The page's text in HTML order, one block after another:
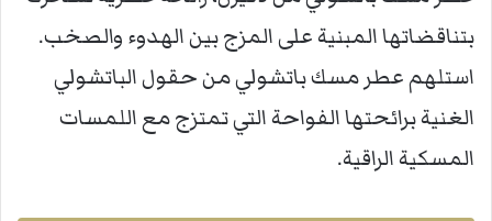
بتناقضاتها المبنية على المزج بين الهدوء والصخب.
استلهم عطر مسك باتشولي من حقول الباتشولي
الغنية برائحتها الفواحة التي تمتزج مع اللمسات
المسكية الراقية.